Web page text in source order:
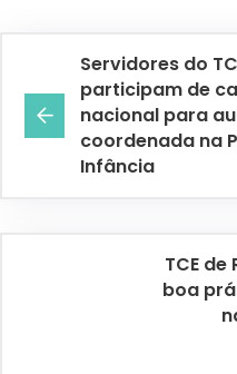
Servidores do
participam de
nacional para
coordenada na
Infância
TCE
boa